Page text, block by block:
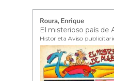
Roura, Enrique
Historieta Aviso